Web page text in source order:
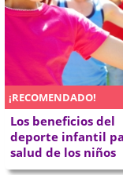
¡RECOMENDADO!
Los beneficios del
deporte infantil
salud de los niños